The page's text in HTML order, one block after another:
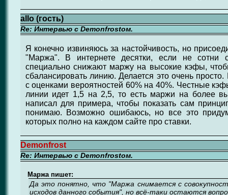
allo (гость)
Re: Интервью с Demonfrostом.
Я конечно извиняюсь за настойчивость, но
"Маржа". В интернете десятки, если не сотни
специально снижают маржу на высокие кэфы,
сбалансировать линию. Делается это очень
с оценками вероятностей 60% на 40%. Честные
линии идет 1,5 на 2,5, то есть маржи на более
написал для примера, чтобы показать сам
понимаю. Возможно ошибаюсь, но все это
которых полно на каждом сайте про ставки.
Demonfrost
Re: Интервью с Demonfrostом.
Маржа пишет:
Да это понятно, что "Маржа снимается с
исходов данного события", но всё-таки остаются